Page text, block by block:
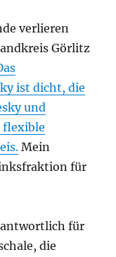
verlieren
Görlitz
ist dicht, die
und
flexible
Mein
für
für
die